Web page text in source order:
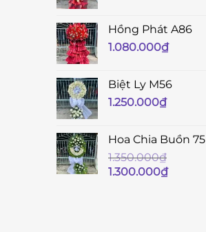
Hồng Phát A86
1.080.000₫
Biệt Ly M56
1.250.000₫
Hoa Chia Buồn 75
1.350.000₫
Giá
1.300.000₫Giá